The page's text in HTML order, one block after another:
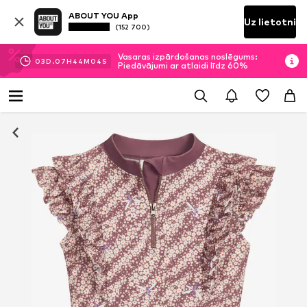
ABOUT YOU App
(152 700) Uz lietotni
03D.07H 44M 04 S
Vasaras izpārdošanas noslēgums:
Piedāvājumi ar atlaidi līdz 60%